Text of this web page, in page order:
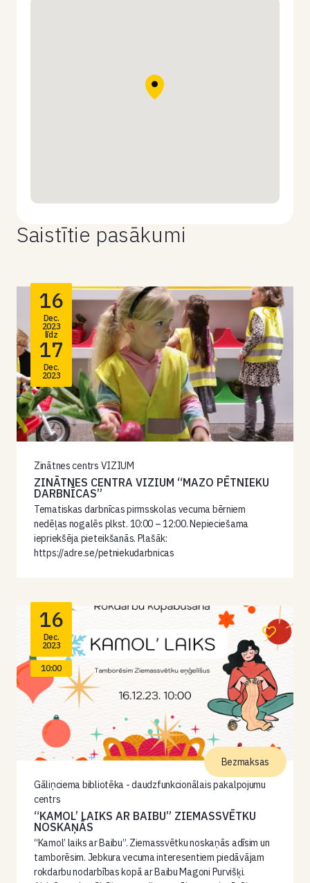
Saistītie pasākumi
16
Dec.
2023
līdz
17
Dec.
2023
Zinātnes centrs VIZIUM
ZINĀTNES CENTRA VIZIUM “MAZO PĒTNIEKU
DARBNĪCAS”
Tematiskas darbnīcas pirmsskolas vecuma bērniem
nedēļas nogalēs plkst. 10:00 – 12:00. Nepieciešama
iepriekšēja pieteikšanās. Plašāk:
https://adre.se/petniekudarbnicas
16
Dec.
2023
10:00
Gāliņciema bibliotēka - daudzfunkcionālais pakalpojumu
centrs
“KAMOL’ LAIKS AR BAIBU” ZIEMASSVĒTKU
NOSKAŅĀS
“Kamol’ laiks ar Baibu”. Ziemassvētku noskaņās adīsim un
tamborēsim. Jebkura vecuma interesentiem piedāvājam
rokdarbu nodarbības kopā ar Baibu Magoni Purvišķi.
Bezmaksas